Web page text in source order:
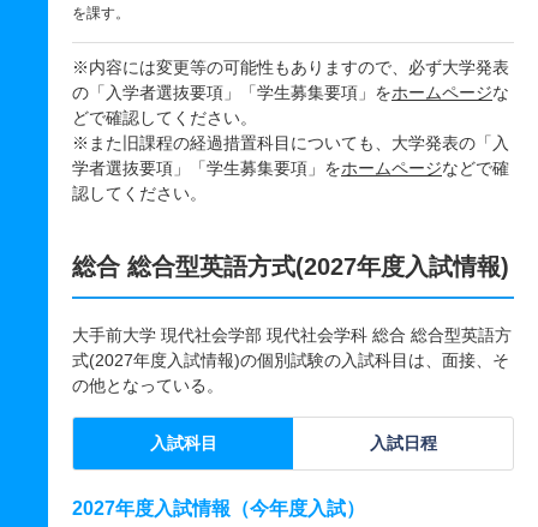
を課す。
※内容には変更等の可能性もありますので、必ず大学発表
の「入学者選抜要項」「学生募集要項」をホームページな
どで確認してください。
※また旧課程の経過措置科目についても、大学発表の「入
学者選抜要項」「学生募集要項」をホームページなどで確
認してください。
総合 総合型英語方式(2027年度入試情報)
大手前大学 現代社会学部 現代社会学科 総合 総合型英語方
式(2027年度入試情報)の個別試験の入試科目は、面接、そ
の他となっている。
入試科目 入試日程
2027年度入試情報（今年度入試）